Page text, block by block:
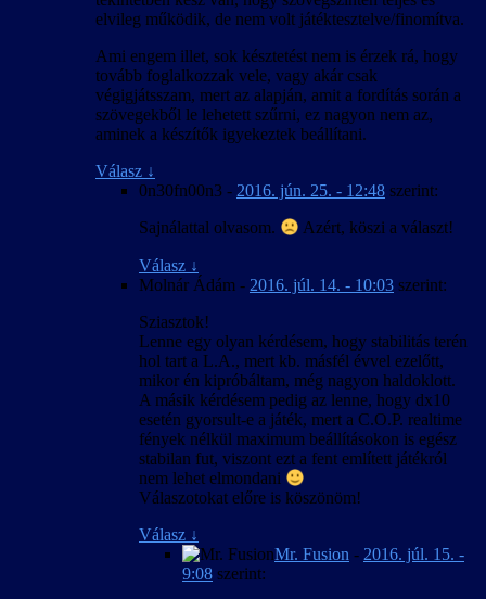
elvileg működik, de nem volt játéktesztelve/finomítva.
Ami engem illet, sok késztetést nem is érzek rá, hogy
tovább foglalkozzak vele, vagy akár csak
végigjátsszam, mert az alapján, amit a fordítás során a
szövegekből le lehetett szűrni, ez nagyon nem az,
aminek a készítők igyekeztek beállítani.
Válasz ↓
0n30fn00n3 - 2016. jún. 25. - 12:48 szerint:
Sajnálattal olvasom.
Azért, köszi a választ!
Válasz ↓
Molnár Ádám - 2016. júl. 14. - 10:03 szerint:
Sziasztok!
Lenne egy olyan kérdésem, hogy stabilitás terén
hol tart a L.A., mert kb. másfél évvel ezelőtt,
mikor én kipróbáltam, még nagyon haldoklott.
A másik kérdésem pedig az lenne, hogy dx10
esetén gyorsult-e a játék, mert a C.O.P. realtime
fények nélkül maximum beállításokon is egész
stabilan fut, viszont ezt a fent említett játékról
nem lehet elmondani
Válaszotokat előre is köszönöm!
Válasz ↓
Mr. Fusion - 2016. júl. 15. -
9:08 szerint: